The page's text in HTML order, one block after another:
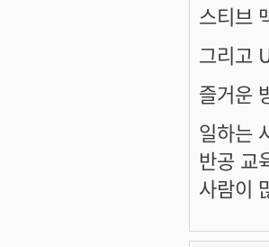
스티브
그리고
즐거운
일하는
반공 교
사람이